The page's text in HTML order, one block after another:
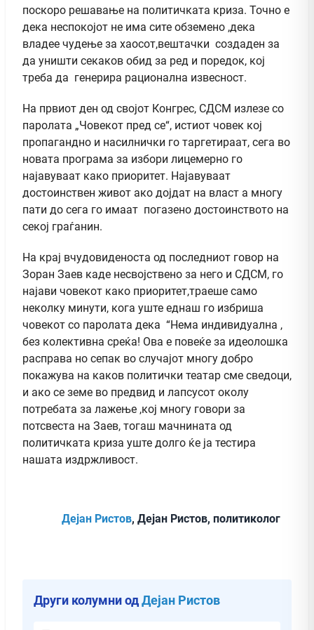
поскоро решавање на политичката криза. Точно е
дека неспокојот не има сите обземено ,дека
владее чудење за хаосот,вештачки создаден за
да уништи секаков обид за ред и поредок, кој
треба да генерира рационална извесност.
На првиот ден од својот Конгрес, СДСМ излезе со
паролата „Човекот пред се“, истиот човек кој
пропагандно и насилнички го таргетираат, сега во
новата програма за избори лицемерно го
најавуваат како приоритет. Најавуваат
достоинствен живот ако дојдат на власт а многу
пати до сега го имаат погазено достоинството на
секој граѓанин.
На крај вчудовиденоста од последниот говор на
Зоран Заев каде несвојствено за него и СДСМ, го
најави човекот како приоритет,траеше само
неколку минути, кога уште еднаш го избриша
човекот со паролата дека “Нема индивидуална ,
без колективна среќа! Ова е повеќе за идеолошка
расправа но сепак во случајот многу добро
покажува на каков политички театар сме сведоци,
и ако се земе во предвид и лапсусот околу
потребата за лажење ,кој многу говори за
потсвеста на Заев, тогаш мачнината од
политичката криза уште долго ќе ја тестира
нашата издржливост.
Дејан Ристов, Дејан Ристов, политиколог
Други колумни одДејан Ристов